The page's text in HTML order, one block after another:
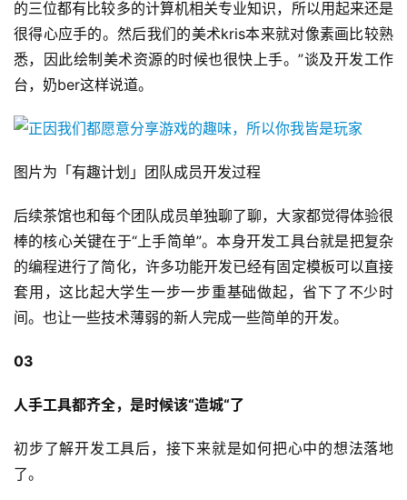
首
茶
原
创
游
戏
业
界
机
游
的三位都有比较多的计算机相关专业知识，所以用起来还是
很得心应手的。然后我们的美术kris本来就对像素画比较熟
悉，因此绘制美术资源的时候也很快上手。”谈及开发工作
台，奶ber这样说道。
图片为「有趣计划」团队成员开发过程
后续茶馆也和每个团队成员单独聊了聊，大家都觉得体验很
棒的核心关键在于“上手简单”。本身开发工具台就是把复杂
的编程进行了简化，许多功能开发已经有固定模板可以直接
套用，这比起大学生一步一步重基础做起，省下了不少时
间。也让一些技术薄弱的新人完成一些简单的开发。
03
人手工具都齐全，是时候该“造城“了
初步了解开发工具后，接下来就是如何把心中的想法落地
了。